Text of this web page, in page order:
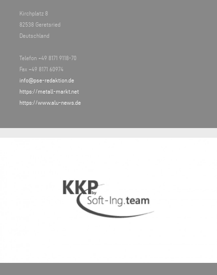
Kirchplatz 8
82538 Geretsried
Deutschland
Telefon +49 8171 9118-70
Fax +49 8171 60974
info@pse-redaktion.de
https://metall-markt.net
https://www.alu-news.de